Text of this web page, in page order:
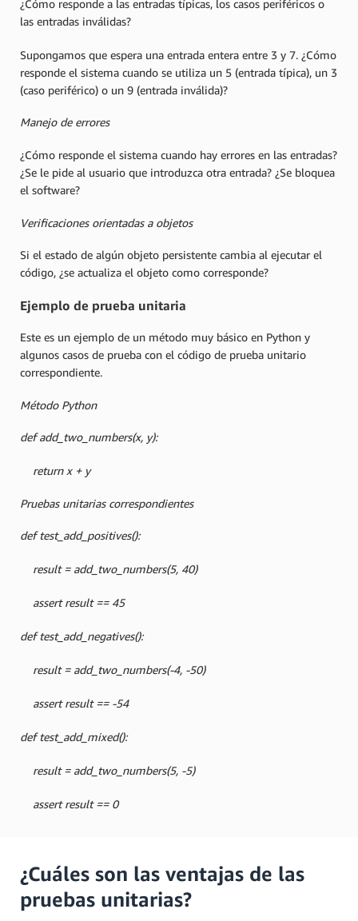
¿Cómo responde a las entradas típicas, los casos periféricos o
las entradas inválidas?
Supongamos que espera una entrada entera entre 3 y 7. ¿Cómo
responde el sistema cuando se utiliza un 5 (entrada típica), un 3
(caso periférico) o un 9 (entrada inválida)?
Manejo de errores
¿Cómo responde el sistema cuando hay errores en las entradas?
¿Se le pide al usuario que introduzca otra entrada? ¿Se bloquea
el software?
Verificaciones orientadas a objetos
Si el estado de algún objeto persistente cambia al ejecutar el
código, ¿se actualiza el objeto como corresponde?
Ejemplo de prueba unitaria
Este es un ejemplo de un método muy básico en Python y
algunos casos de prueba con el código de prueba unitario
correspondiente.
Método Python
def add_two_numbers(x, y):
return x + y
Pruebas unitarias correspondientes
def test_add_positives():
result = add_two_numbers(5, 40)
assert result == 45
def test_add_negatives():
result = add_two_numbers(-4, -50)
assert result == -54
def test_add_mixed():
result = add_two_numbers(5, -5)
assert result == 0
¿Cuáles son las ventajas de las
pruebas unitarias?